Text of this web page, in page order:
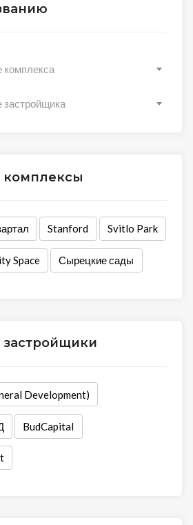
комплекса
застройщика
Stanford Svitlo Park
Space Сырецкие сады
Development)
BudCapital